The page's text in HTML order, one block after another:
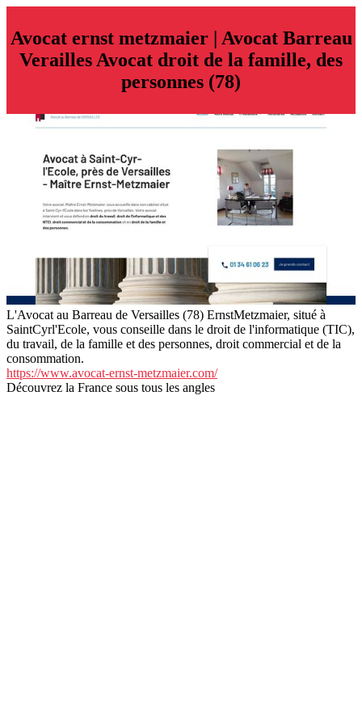
Avocat ernst metzmaier | Avocat Barreau
Verailles Avocat droit de la famille, des
personnes (78)
L'Avocat au Barreau de Versailles (78) ErnstMetzmaier, situé à
SaintCyrl'Ecole, vous conseille dans le droit de l'informatique (TIC),
du travail, de la famille et des personnes, droit commercial et de la
consommation.
https://www.avocat-ernst-metzmaier.com/
Découvrez la France sous tous les angles